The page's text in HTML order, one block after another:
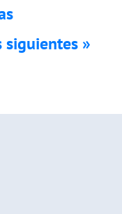
siguientes »